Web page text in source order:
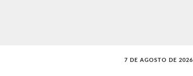
7 DE AGOSTO DE 2026
VITAMINAS